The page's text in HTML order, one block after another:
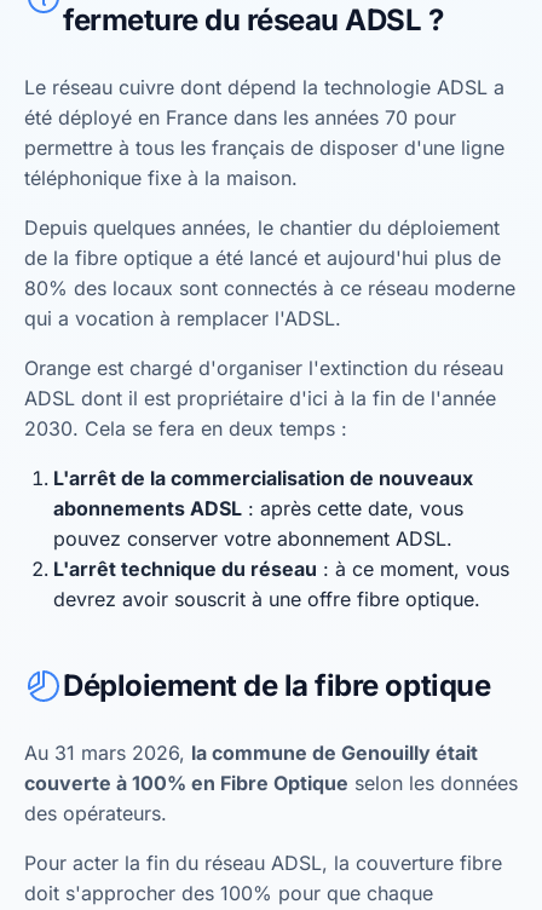
fermeture du réseau ADSL ?
Le réseau cuivre dont dépend la technologie ADSL a
été déployé en France dans les années 70 pour
permettre à tous les français de disposer d'une ligne
téléphonique fixe à la maison.
Depuis quelques années, le chantier du déploiement
de la fibre optique a été lancé et aujourd'hui plus de
80% des locaux sont connectés à ce réseau moderne
qui a vocation à remplacer l'ADSL.
Orange est chargé d'organiser l'extinction du réseau
ADSL dont il est propriétaire d'ici à la fin de l'année
2030. Cela se fera en deux temps :
L'arrêt de la commercialisation de nouveaux
abonnements ADSL : après cette date, vous
pouvez conserver votre abonnement ADSL.
L'arrêt technique du réseau : à ce moment, vous
devrez avoir souscrit à une offre fibre optique.
Déploiement de la fibre optique
Au 31 mars 2026, la commune de Genouilly était
couverte à 100% en Fibre Optique selon les données
des opérateurs.
Pour acter la fin du réseau ADSL, la couverture fibre
doit s'approcher des 100% pour que chaque